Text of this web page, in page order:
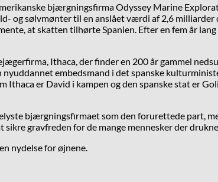
bjærgningsfirma Odyssey Marine
og sølvmønter til en anslået værdi af 2,6 milliarder
at skatten tilhørte Spanien. Efter en fem år
Ithaca, der finder en 200 år gammel
embedsmand i det spanske
er David i kampen og den spanske stat er
bjærgningsfirmaet som den forurettede part,
gravfreden for de mange mennesker der
nydelse for øjnene.